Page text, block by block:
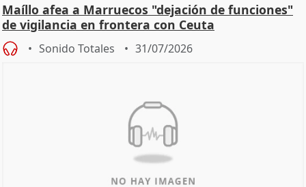
Maíllo afea a Marruecos "dejación de funciones"
de vigilancia en frontera con Ceuta
Sonido Totales 31/07/2026